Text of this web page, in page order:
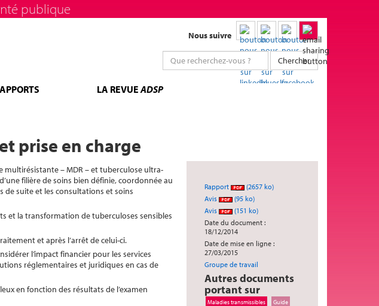
publique
Nous suivre
Chercher
LA REVUEADSP
prise en charge
Rapport
(2657 ko)
Avis
(95 ko)
Avis
(151 ko)
Date du document :
18/12/2014
Date de mise en ligne :
27/03/2015
Groupe de travail
Autres documents
portant sur
Maladies transmissibles
Guide
multirésistante – MDR – et tuberculose ultra-
filière de soins bien définie, coordonnée au
de suite et les consultations et soins
et la transformation de tuberculoses sensibles
et après l’arrêt de celui-ci.
l’impact financier pour les services
réglementaires et juridiques en cas de
en fonction des résultats de l’examen